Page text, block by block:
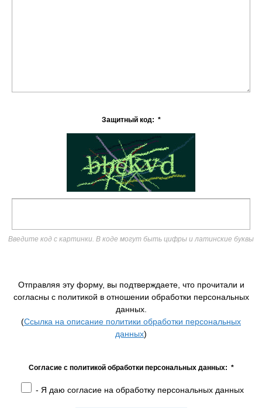
Защитный код: *
Введите код с картинки. В коде могут быть цифры и латинские буквы
Отправляя эту форму, вы подтверждаете, что прочитали и
согласны с политикой в отношении обработки персональных
данных.
(Ссылка на описание политики обработки персональных
данных)
Согласие с политикой обработки персональных данных: *
- Я даю согласие на обработку персональных данных